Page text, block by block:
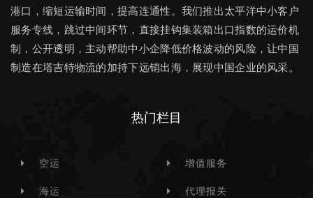
港口，缩短运输时间，提高连通性。我们推出太平洋中小客户
服务专线，跳过中间环节，直接挂钩集装箱出口指数的运价机
制，公开透明，主动帮助中小企降低价格波动的风险，让中国
制造在塔吉特物流的加持下远销出海，展现中国企业的风采。
热门栏目
空运
海运
增值服务
代理报关